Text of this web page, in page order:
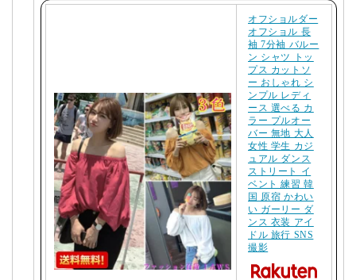
オフショルダー
オフショル 長
袖 7分袖 バルー
ン シャツ トッ
プス カットソ
ー おしゃれ シ
ンプル レディ
ース 選べる カ
ラー プルオー
バー 無地 大人
女性 学生 カジ
ュアル ダンス
ストリート イ
ベント 練習 韓
国 原宿 かわい
い ガーリー ダ
ンス 衣装 アイ
ドル 旅行 SNS
撮影